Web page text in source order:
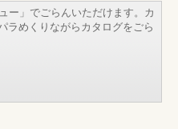
ー」でごらんいただけます。カ
ラめくりながらカタログをごら